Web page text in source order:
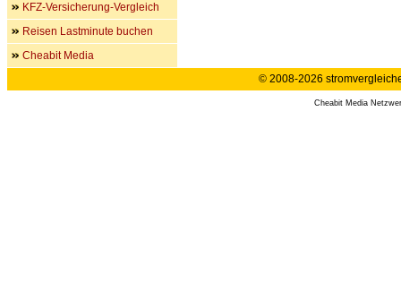
KFZ-Versicherung-Vergleich
Reisen Lastminute buchen
Cheabit Media
© 2008-2026
Cheabit Media